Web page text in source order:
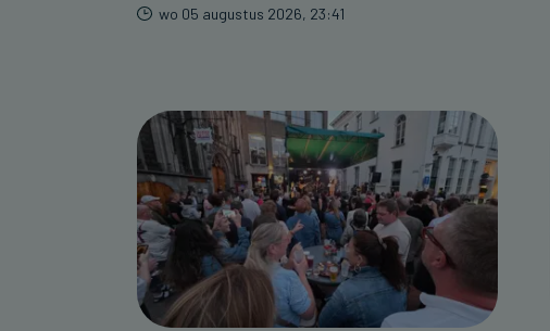
wo 05 augustus 2026, 23:41